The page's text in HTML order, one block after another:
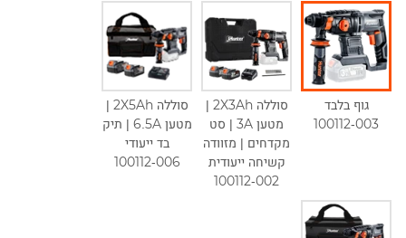
18 מ"מ ומעניקה אחיזה חזקה ואמינה בביטים ואביזרים
לעבודה יותר יעילה.
בקדיחה, קצב דפיקה של 5200bpm עוצמת הלימה
של 2.2J.
הפטישון במשקל 1.9 ק"ג בלבד (גוף בלבד), ומצויד
בידית אנטי-ויברציה ארגונומית מצופה מעטפת גומי
מחוספסת ואיכותית המקנה אחיזה נוחה ויעילה
המונעת החלקות ובנוסף מפחיתה את עוצמת הרטט
בעבודה.
גוף בלבד
100112-003
סוללה 2X3Ah |
מטען 3A | סט
מקדחים | מזוודה
קשיחה ייעודית
100112-002
סוללה 2X5Ah |
מטען 6.5A | תיק
בד ייעודי
100112-006